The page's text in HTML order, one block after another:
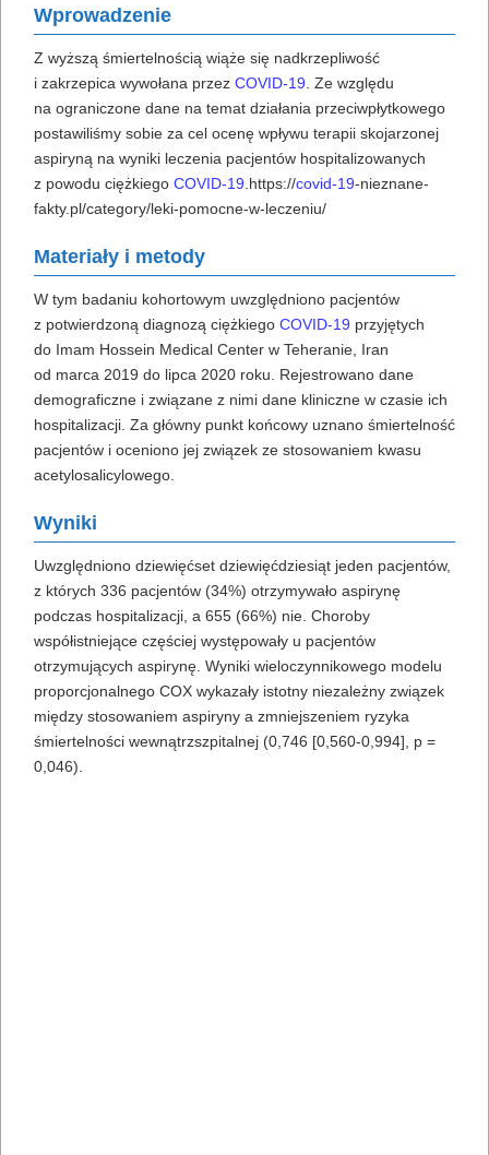
Wprowadzenie
Z wyższą śmiertelnością wiąże się nadkrzepliwość
i zakrzepica wywołana przez COVID-19 . Ze względu
na ograniczone dane na temat działania przeciwpłytkowego
postawiliśmy sobie za cel ocenę wpływu terapii skojarzonej
aspiryną na wyniki leczenia pacjentów hospitalizowanych
z powodu ciężkiego COVID-19 .https://covid-19-nieznane-
fakty.pl/category/leki-pomocne-w-leczeniu/
Materiały i metody
W tym badaniu kohortowym uwzględniono pacjentów
z potwierdzoną diagnozą ciężkiego COVID-19 przyjętych
do Imam Hossein Medical Center w Teheranie, Iran
od marca 2019 do lipca 2020 roku. Rejestrowano dane
demograficzne i związane z nimi dane kliniczne w czasie ich
hospitalizacji. Za główny punkt końcowy uznano śmiertelność
pacjentów i oceniono jej związek ze stosowaniem kwasu
acetylosalicylowego.
Wyniki
Uwzględniono dziewięćset dziewięćdziesiąt jeden pacjentów,
z których 336 pacjentów (34%) otrzymywało aspirynę
podczas hospitalizacji, a 655 (66%) nie. Choroby
współistniejące częściej występowały u pacjentów
otrzymujących aspirynę. Wyniki wieloczynnikowego modelu
proporcjonalnego COX wykazały istotny niezależny związek
między stosowaniem aspiryny a zmniejszeniem ryzyka
śmiertelności wewnątrzszpitalnej (0,746 [0,560-0,994], p =
0,046).